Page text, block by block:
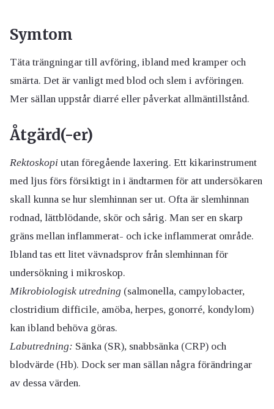
Symtom
Täta trängningar till avföring, ibland med kramper och
smärta. Det är vanligt med blod och slem i avföringen.
Mer sällan uppstår diarré eller påverkat allmäntillstånd.
Åtgärd(-er)
Rektoskopi utan föregående laxering. Ett kikarinstrument
med ljus förs försiktigt in i ändtarmen för att undersökaren
skall kunna se hur slemhinnan ser ut. Ofta är slemhinnan
rodnad, lättblödande, skör och sårig. Man ser en skarp
gräns mellan inflammerat- och icke inflammerat område.
Ibland tas ett litet vävnadsprov från slemhinnan för
undersökning i mikroskop.
Mikrobiologisk utredning (salmonella, campylobacter,
clostridium difficile, amöba, herpes, gonorré, kondylom)
kan ibland behöva göras.
Labutredning: Sänka (SR), snabbsänka (CRP) och
blodvärde (Hb). Dock ser man sällan några förändringar
av dessa värden.